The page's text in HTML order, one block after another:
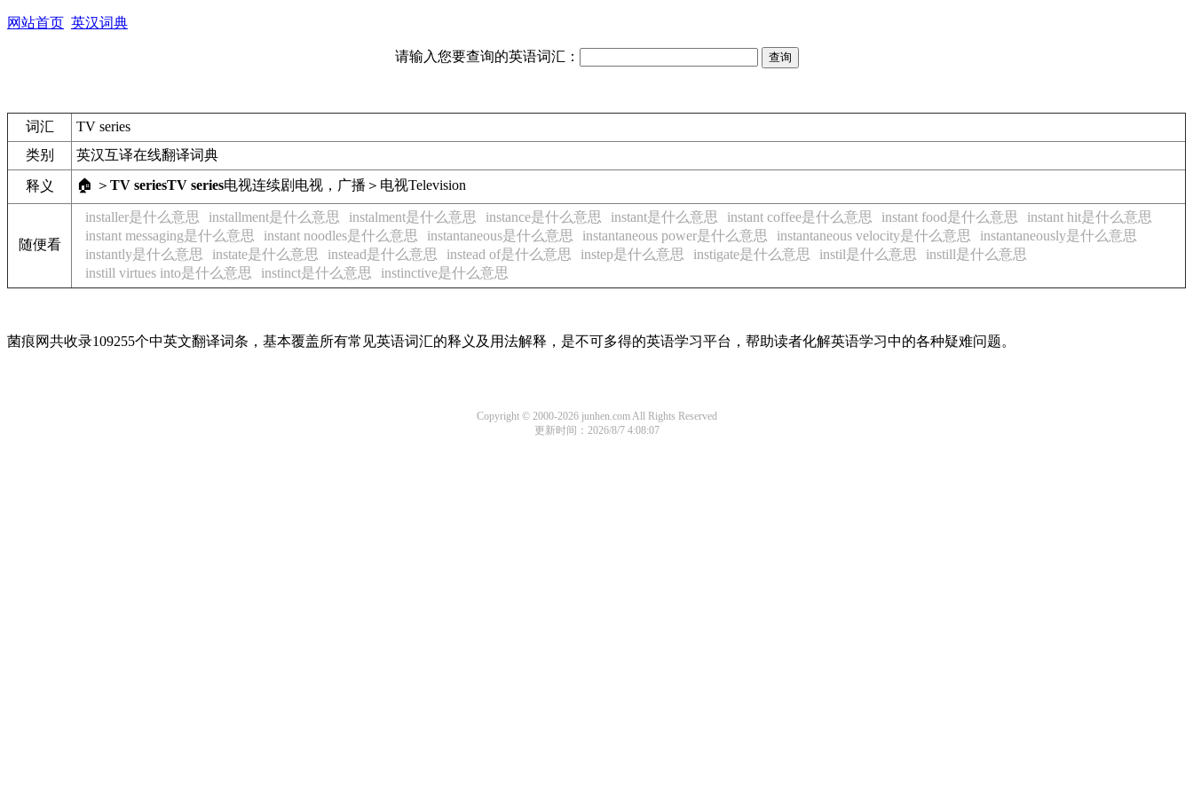
网站首页 英汉词典
请输入您要查询的英语词汇：
词汇
TV series
类别
英汉互译在线翻译词典
释义 🏠 ＞ TV seriesTV series电视连续剧 电视，广播＞电视Television
随便看
installer是什么意思 installment是什么意思 instalment是什么意思 instance是什么意思 instant是什么意思 instant coffee是什么意思 instant food是什么意思
instant hit是什么意思
instant messaging是什么意思
instant noodles是什么意思 instantaneous是什么意思 instantaneous power是什么意思 instantaneous velocity是什么意思
instantaneously是什么意思
instantly是什么意思
instate是什么意思 instead是什么意思 instead of是什么意思 instep是什么意思 instigate是什么意思 instil是什么意思
instill是什么意思
instill virtues into是什么意思
instinct是什么意思 instinctive是什么意思
菌痕网共收录109255个中英文翻译词条，基本覆盖所有常见英语词汇的释义及用法解释，是不可多得的英语学习平台，帮助读者化解英语学习中的各种疑难问题。
Copyright © 2000-2026 junhen.com All Rights Reserved
更新时间：2026/8/7 4:08:07